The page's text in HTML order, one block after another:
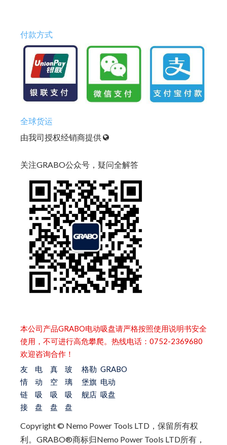
付款方式
全球货运
由我司授权经销商提供
关注GRABO公众号，疑问全解答
本公司产品GRABO电动吸盘请严格按照使用说明书安全
使用，不可进行高危攀爬。热线电话：0752-2369680
欢迎咨询合作！
友
情
链
接
电
动
吸
盘
真
空
吸
盘
玻
璃
吸
盘
格勒
堡旗
舰店
GRABO
电动
吸盘
Copyright © Nemo Power Tools LTD，保留所有权
利。 GRABO®商标归Nemo Power Tools LTD所有，